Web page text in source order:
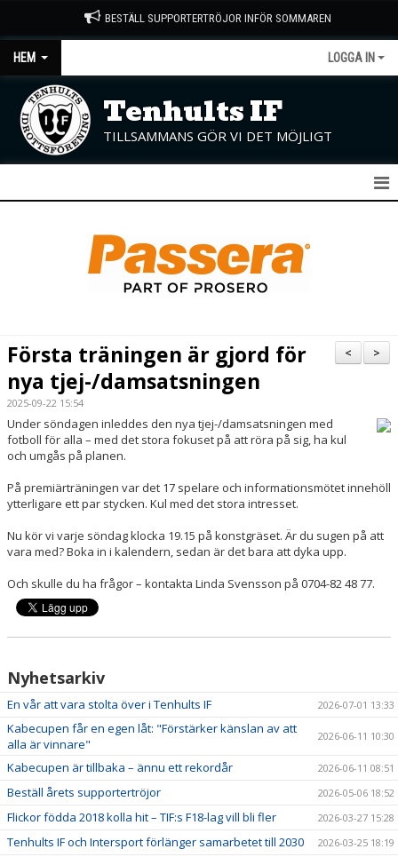
BESTÄLL SUPPORTERTRÖJOR INFÖR SOMMAREN
HEM LOGGA IN
Tenhults IF
TILLSAMMANS GÖR VI DET MÖJLIGT
KALENDER
BILDGALLERI
DOKUMENT
VÅRA LAG/TRÄNARE
SPONSORER
>
<
Första träningen är gjord för
nya tjej-/damsatsningen
2025-09-22 15:54
Under söndagen inleddes den nya tjej-/damsatsningen med
fotboll för alla – med det stora fokuset på att röra på sig, ha kul
och umgås på planen.
På premiärträningen var det 17 spelare och informationsmötet innehöll
ytterligare ett par stycken. Kul med det stora intresset.
Nu kör vi varje söndag klocka 19.15 på konstgräset. Är du sugen på att
vara med? Boka in i kalendern, sedan är det bara att dyka upp.
Och skulle du ha frågor – kontakta Linda Svensson på 0704-82 48 77.
Nyhetsarkiv
En vår att vara stolta över i Tenhults IF 2026-07-01 13:33
Kabecupen får en egen låt: "Förstärker känslan av att
alla är vinnare"
2026-06-11 10:30
Kabecupen är tillbaka – ännu ett rekordår 2026-06-11 08:51
Beställ årets supportertröjor 2026-05-06 18:52
Flickor födda 2018 kolla hit – TIF:s F18-lag vill bli fler 2026-03-27 15:28
Tenhults IF och Intersport förlänger samarbetet till 2030 2026-03-25 18:19